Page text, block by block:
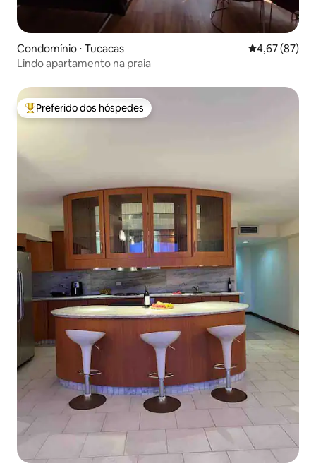
Condomínio ⋅ Tucacas 4,67 de uma
4,67 (87)
Lindo apartamento na praia
Entre os melhores preferidos dos hóspedes
Preferido dos hóspedes